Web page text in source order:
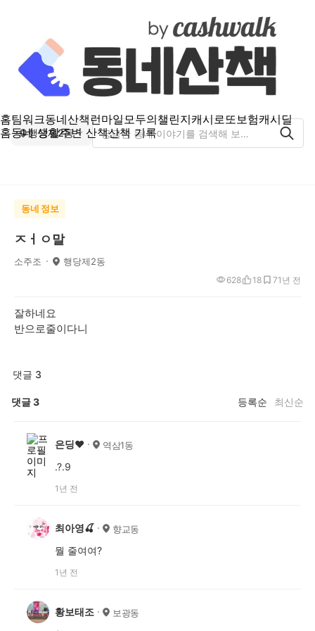
홈팀워크동네산책 런마일모두의챌린지캐시로또보험캐시딜
홈동네 생활주변 산책산책 기록
행당제2동
동네 정보
ㅈㅓㅇ말
소주조 행당제2동
1년 전
628 18 7
잘하네요
반으로줄이다니
댓글 3
댓글3 등록순 최신순
은딩♥ 역삼1동
.?.9
1년 전
최아영🍒 향교동
뭘 줄여여?
1년 전
황보태조 보광동